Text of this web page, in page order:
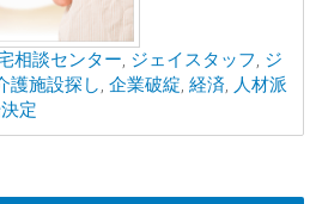
相談センター, ジェイスタッフ, ジ
護施設探し, 企業破綻, 経済, 人材派
定